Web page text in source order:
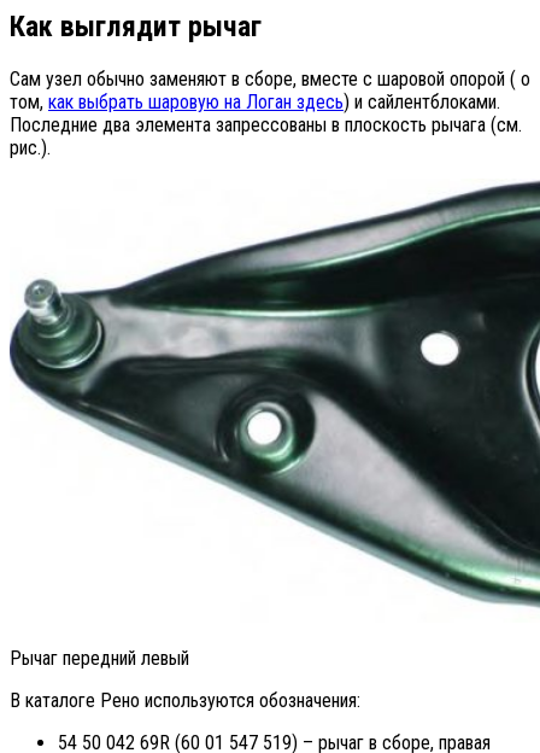
Как выглядит рычаг
Сам узел обычно заменяют в сборе, вместе с шаровой опорой ( о
том, как выбрать шаровую на Логан здесь) и сайлентблоками.
Последние два элемента запрессованы в плоскость рычага (см.
рис.).
Рычаг передний левый
В каталоге Рено используются обозначения:
54 50 042 69R (60 01 547 519) – рычаг в сборе, правая